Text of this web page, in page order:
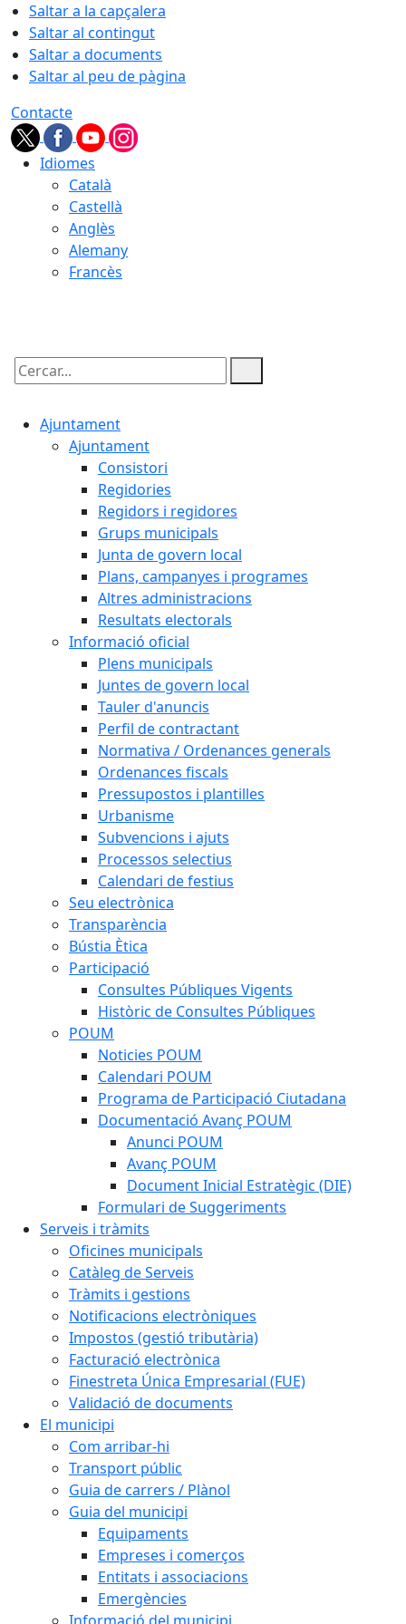
Saltar a la capçalera
Saltar al contingut
Saltar a documents
Saltar al peu de pàgina
Contacte
Idiomes
Català
Castellà
Anglès
Alemany
Francès
Cercar:
Ajuntament
Ajuntament
Consistori
Regidories
Regidors i regidores
Grups municipals
Junta de govern local
Plans, campanyes i programes
Altres administracions
Resultats electorals
Informació oficial
Plens municipals
Juntes de govern local
Tauler d'anuncis
Perfil de contractant
Normativa / Ordenances generals
Ordenances fiscals
Pressupostos i plantilles
Urbanisme
Subvencions i ajuts
Processos selectius
Calendari de festius
Seu electrònica
Transparència
Bústia Ètica
Participació
Consultes Públiques Vigents
Històric de Consultes Públiques
POUM
Noticies POUM
Calendari POUM
Programa de Participació Ciutadana
Documentació Avanç POUM
Anunci POUM
Avanç POUM
Document Inicial Estratègic (DIE)
Formulari de Suggeriments
Serveis i tràmits
Oficines municipals
Catàleg de Serveis
Tràmits i gestions
Notificacions electròniques
Impostos (gestió tributària)
Facturació electrònica
Finestreta Única Empresarial (FUE)
Validació de documents
El municipi
Com arribar-hi
Transport públic
Guia de carrers / Plànol
Guia del municipi
Equipaments
Empreses i comerços
Entitats i associacions
Emergències